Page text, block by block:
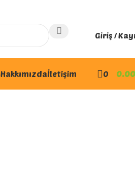
Giriş /
Hakkımızdaİletişim 0 0.00